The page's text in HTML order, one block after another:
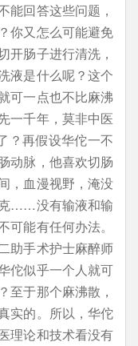
能回答这些问题，
你又怎么可能避免
开肠子进行清洗，
液是什么呢？这个
可一点也不比麻沸
一千年，莫非中医
？再假设华佗一不
动脉，他喜欢切肠
，血漫视野，淹没
……没有输液和输
能有任何办法。
助手术护士麻醉师
佗似乎一个人就可
至于那个麻沸散，
实的。所以，华佗
理论和技术看没有